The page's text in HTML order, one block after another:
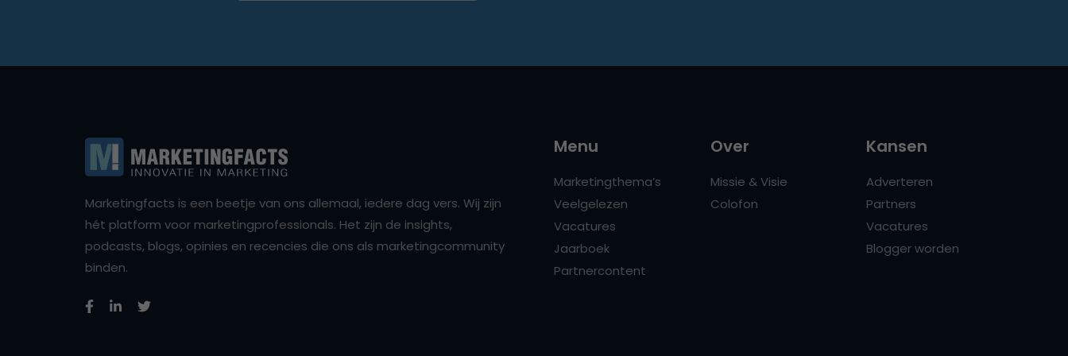
Marketingfacts is een beetje van ons allemaal, iedere dag vers. Wij zijn
hét platform voor marketingprofessionals. Het zijn de insights,
podcasts, blogs, opinies en recencies die ons als marketingcommunity
binden.
Menu
Marketingthema’s
Veelgelezen
Vacatures
Jaarboek
Partnercontent
Over
Missie & Visie
Colofon
Kansen
Adverteren
Partners
Vacatures
Blogger worden